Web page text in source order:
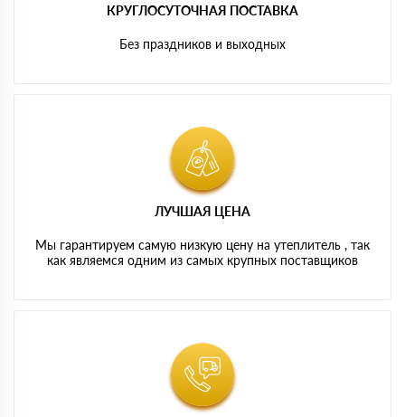
КРУГЛОСУТОЧНАЯ ПОСТАВКА
Без праздников и выходных
ЛУЧШАЯ ЦЕНА
Мы гарантируем самую низкую цену на утеплитель , так
как являемся одним из самых крупных поставщиков